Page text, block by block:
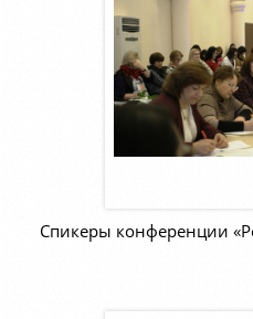
Спикеры конференции